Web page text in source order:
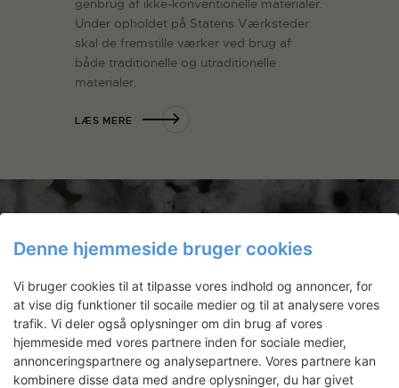
genbrug af ikke-konventionelle materialer.
Under opholdet på Statens Værksteder
skal de fremstille værker ved brug af
både traditionelle og utraditionelle
materialer.
LÆS MERE
Nyhedsbrev
og artikler direkte i din indbakke.
Denne hjemmeside bruger cookies
Vi bruger cookies til at tilpasse vores indhold og annoncer, for
at vise dig funktioner til socaile medier og til at analysere vores
trafik. Vi deler også oplysninger om din brug af vores
hjemmeside med vores partnere inden for sociale medier,
annonceringspartnere og analysepartnere. Vores partnere kan
kombinere disse data med andre oplysninger, du har givet